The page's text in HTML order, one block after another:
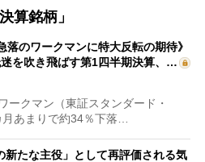
算銘柄」
落のワークマンに特大反転の期待》
を吹き飛ばす第1四半期決算、…
クマン（東証スタンダード・
あまりで約34％下落…
新たな主役」として再評価される気